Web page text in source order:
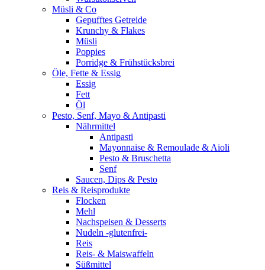
Müsli & Co
Gepufftes Getreide
Krunchy & Flakes
Müsli
Poppies
Porridge & Frühstücksbrei
Öle, Fette & Essig
Essig
Fett
Öl
Pesto, Senf, Mayo & Antipasti
Nährmittel
Antipasti
Mayonnaise & Remoulade & Aioli
Pesto & Bruschetta
Senf
Saucen, Dips & Pesto
Reis & Reisprodukte
Flocken
Mehl
Nachspeisen & Desserts
Nudeln -glutenfrei-
Reis
Reis- & Maiswaffeln
Süßmittel